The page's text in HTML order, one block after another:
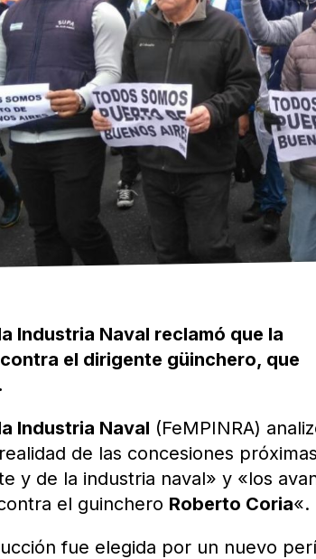
Industria Naval reclamó que la
el dirigente güinchero, que
Industria Naval (FeMPINRA)
de las concesiones
y de la industria naval» y «los
el guinchero Roberto Coria«.
fue elegida por un nuevo